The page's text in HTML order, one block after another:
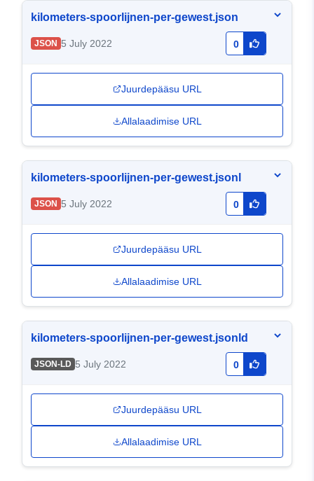
kilometers-spoorlijnen-per-gewest.json
JSON 5 July 2022 0
Juurdepääsu URL
Allalaadimise URL
kilometers-spoorlijnen-per-gewest.jsonl
JSON 5 July 2022 0
Juurdepääsu URL
Allalaadimise URL
kilometers-spoorlijnen-per-gewest.jsonld
JSON-LD 5 July 2022 0
Juurdepääsu URL
Allalaadimise URL